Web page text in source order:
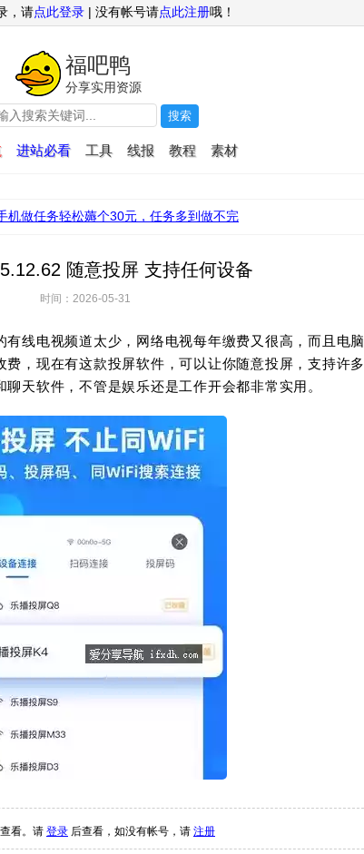
福吧鸭
分享实用资源
搜索
进站必看 工具 线报 教程 素材
，请点此登录 | 没有帐号请点此注册哦！
机做任务轻松薅个30元，任务多到做不完
随意投屏 支持任何设备
时间：2026-05-31
线电视频道太少，网络电视每年缴费又很高，而且电脑
，现在有这款投屏软件，可以让你随意投屏，支持许多
天软件，不管是娱乐还是工作开会都非常实用。
看。请 登录 后查看，如没有帐号，请 注册